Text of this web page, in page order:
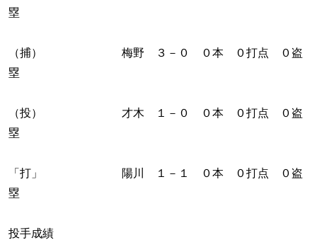
塁
（捕） 梅野 ３－０ ０本 ０打点 ０盗
塁
（投） 才木 １－０ ０本 ０打点 ０盗
塁
「打」 陽川 １－１ ０本 ０打点 ０盗
塁
投手成績